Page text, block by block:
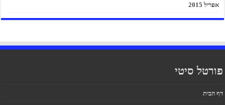
אפריל 2015
פורטל סיטי
דף הבית